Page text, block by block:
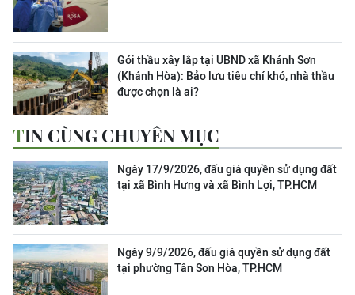
Gói thầu xây lắp tại UBND xã Khánh Sơn
(Khánh Hòa): Bảo lưu tiêu chí khó, nhà thầu
được chọn là ai?
TIN CÙNG CHUYÊN MỤC
Ngày 17/9/2026, đấu giá quyền sử dụng đất
tại xã Bình Hưng và xã Bình Lợi, TP.HCM
Ngày 9/9/2026, đấu giá quyền sử dụng đất
tại phường Tân Sơn Hòa, TP.HCM